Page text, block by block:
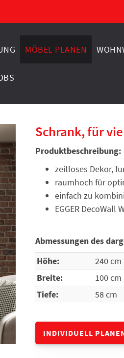
MÖBEL PLANEN
Schrank, für
Produktbeschreibung:
zeitloses Dekor,
raumhoch für
einfach zu
EGGER DecoWall
Abmessungen des
Höhe:
240 cm
Breite:
100 cm
Tiefe:
58 cm
INDIVIDUELL